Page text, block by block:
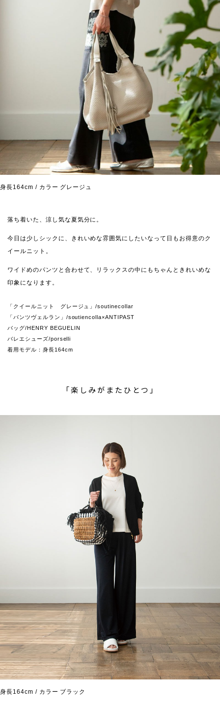
身長164cm / カラー グレージュ
落ち着いた、涼し気な夏気分に。
今日は少しシックに、きれいめな雰囲気にしたいなって日もお得意のク
イールニット。
ワイドめのパンツと合わせて、リラックスの中にもちゃんときれいめな
印象になります。
「クイールニット グレージュ」/soutinecollar
「パンツヴェルラン」/soutiencolla×ANTIPAST
バッグ/HENRY BEGUELIN
バレエシューズ/porselli
着用モデル：身長164cm
「楽しみがまたひとつ」
身長164cm / カラー ブラック